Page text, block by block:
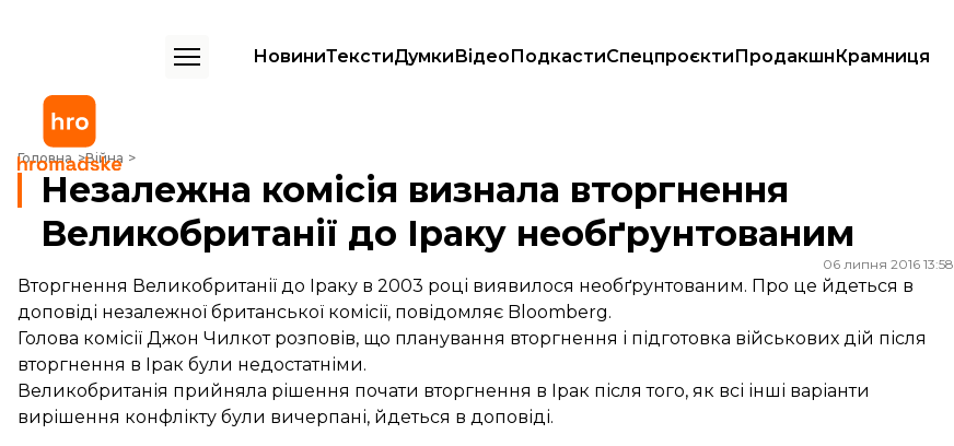
НовиниТекстиДумкиВідеоПодкастиСпецпроєктиПродакшнКрамниця
Головна Війна
Незалежна комісія визнала вторгнення Великобританії до Іраку необґрунтованим
Незалежна комісія визнала вторгнення
Великобританії до Іраку необґрунтованим
06 липня 2016 13:58
Вторгнення Великобританії до Іраку в 2003 році виявилося необґрунтованим. Про це йдеться в
доповіді незалежної британської комісії, повідомляє Bloomberg.
Голова комісії Джон Чилкот розповів, що планування вторгнення і підготовка військових дій після
вторгнення в Ірак були недостатніми.
Великобританія прийняла рішення почати вторгнення в Ірак після того, як всі інші варіанти
вирішення конфлікту були вичерпані, йдеться в доповіді.